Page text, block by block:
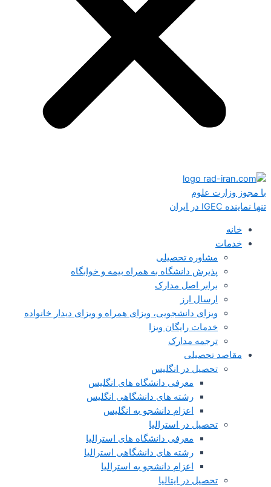
با مجوز وزارت علوم
تنها نماینده IGEC در ایران
خانه
خدمات
مشاوره تحصیلی
پذیرش دانشگاه به همراه بیمه و خوابگاه
برابر اصل مدارک
ارسال ارز
ویزای دانشجویی، ویزای همراه و ویزای دیدار خانواده
خدمات رایگان ویزا
ترجمه مدارک
مقاصد تحصیلی
تحصیل در انگلیس
معرفی دانشگاه های انگلیس
رشته های دانشگاهی انگلیس
اعزام دانشجو به انگلیس
تحصیل در استرالیا
معرفی دانشگاه های استرالیا
رشته های دانشگاهی استرالیا
اعزام دانشجو به استرالیا
تحصیل در ایتالیا